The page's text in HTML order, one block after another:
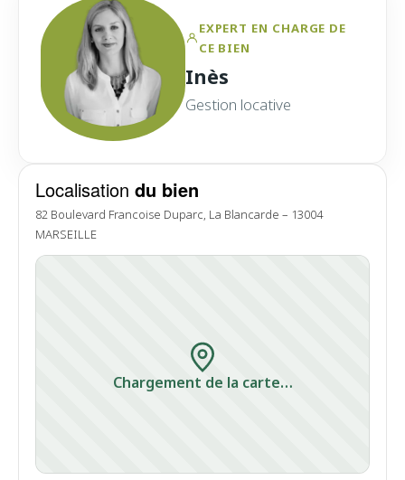
Localisation du bien
82 Boulevard Francoise Duparc, La Blancarde – 13004
MARSEILLE
Chargement de la carte…
EXPERT EN CHARGE DE
CE BIEN
Inès
Gestion locative